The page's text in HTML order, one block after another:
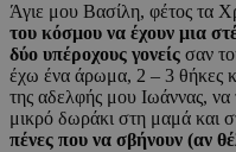
Άγιε μου Βασίλη, φέτος τα
του κόσμου να έχουν μια
δύο υπέροχους γονείς σαν
έχω ένα άρωμα, 2 – 3 θήκες
της αδελφής μου Ιωάννας, να
μικρό δωράκι στη μαμά και
πένες που να σβήνουν (αν